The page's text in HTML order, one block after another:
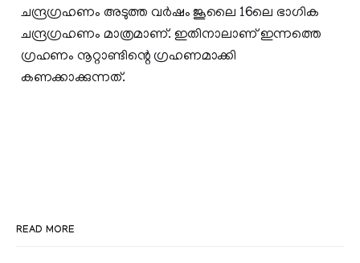
ചന്ദ്രഗ്രഹണം അടുത്ത വര്‍ഷം ജൂലൈ 16ലെ ഭാഗിക
ചന്ദ്രഗ്രഹണം മാത്രമാണ്. ഇതിനാലാണ് ഇന്നത്തെ
ഗ്രഹണം നൂറ്റാണ്ടിന്റെ ഗ്രഹണമാക്കി
കണക്കാക്കുന്നത്.
READ MORE